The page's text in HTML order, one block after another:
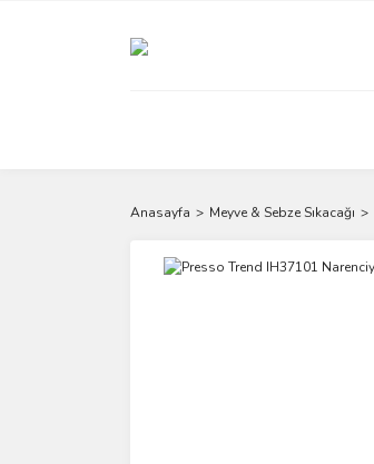
Anasayfa Meyve & Sebze Sıkacağı